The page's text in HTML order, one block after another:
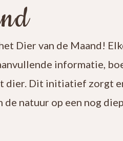
Dier van de Maand!
informatie,
dier. Dit initiatief zorgt
natuur op een nog